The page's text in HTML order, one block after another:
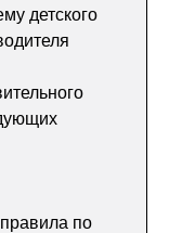
детского
по